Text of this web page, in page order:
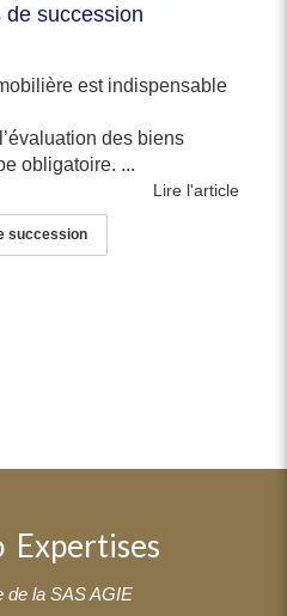
succession
est indispensable
des biens
obligatoire. ...
Lire l'article
succession
Expertises
de la SAS AGIE